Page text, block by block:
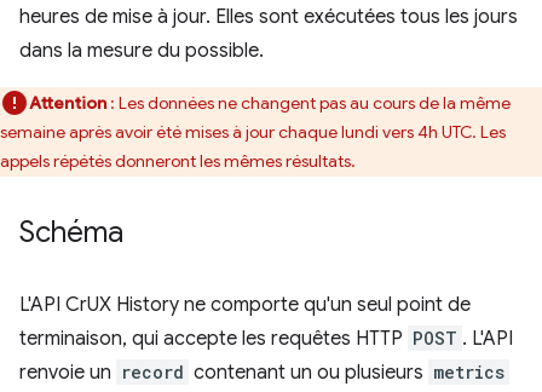
heures de mise à jour. Elles sont exécutées tous les jours
dans la mesure du possible.
Attention : Les données ne changent pas au cours de la même
semaine après avoir été mises à jour chaque lundi vers 4h UTC. Les
appels répétés donneront les mêmes résultats.
Schéma
L'API CrUX History ne comporte qu'un seul point de
terminaison, qui accepte les requêtes HTTP POST . L'API
renvoie un record contenant un ou plusieurs metrics